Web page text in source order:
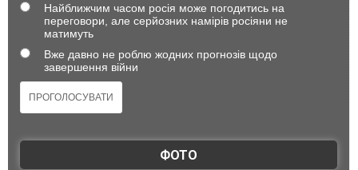
Найближчим часом росія може погодитись на
переговори, але серйозних намірів росіяни не
матимуть
Вже давно не роблю жодних прогнозів щодо
завершення війни
ФОТО